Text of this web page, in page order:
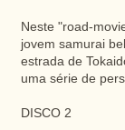
Neste "road-
jovem samurai
estrada de
uma série de
DISCO 2